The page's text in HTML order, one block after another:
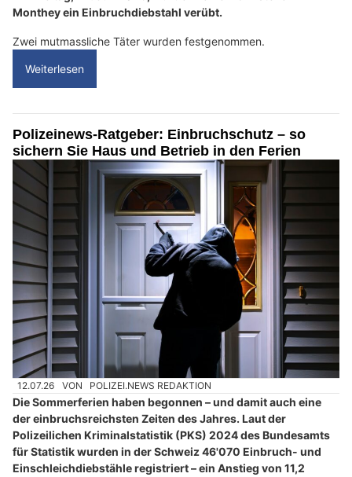
Monthey ein Einbruchdiebstahl verübt.
Zwei mutmassliche Täter wurden festgenommen.
Weiterlesen
Polizeinews-Ratgeber: Einbruchschutz – so
sichern Sie Haus und Betrieb in den Ferien
12.07.26 VON POLIZEI.NEWS REDAKTION
Die Sommerferien haben begonnen – und damit auch eine
der einbruchsreichsten Zeiten des Jahres. Laut der
Polizeilichen Kriminalstatistik (PKS) 2024 des Bundesamts
für Statistik wurden in der Schweiz 46'070 Einbruch- und
Einschleichdiebstähle registriert – ein Anstieg von 11,2